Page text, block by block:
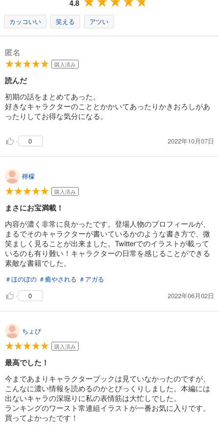
4.8
カッコいい 笑える アツい
匿名
購入済み
読んだ
初期の話をまとめてあった。
好きなキャラクターのこととかかいてあったりかきおろしがあ
ったりしてお得な気分になる。
0 2022年10月07日
檸檬
購入済み
まさにお宝満載！
内容が濃く非常に良かったです。登場人物のプロフィールが、
まるでそのキャラクターが書いているかのような書き方で、微
笑ましく見ることが出来ました。Twitterでのイラストが載って
いるのも有り難い！キャラクターの日常を感じることができる
素敵な書籍でした。
＃ほのぼの ＃癒やされる ＃アガる
0
2022年06月02日
ちょび
購入済み
最高でした！
今まであまりキャラクターブックは見ていなかったのですが、
こんなに濃い情報を読めるのかとびっくりしました。本編には
出ないキャラの深堀りに私の表情筋は大忙しでした。
ランキングのワースト常連組イラストが一番お気に入りです。
買ってよかったです！